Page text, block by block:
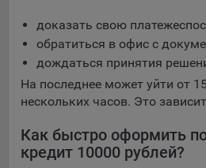
Отключение рекламных cookie-
принимать меры по
Сайта, исходя из предпочтений
осуществлять подбор
назначению для каждого
Компании, которым мы поручаем
доказать свою
обратиться в офис с
дождаться принятия
На последнее может уйти от
нескольких часов. Это
Как быстро оформить
кредит 10000 рублей?